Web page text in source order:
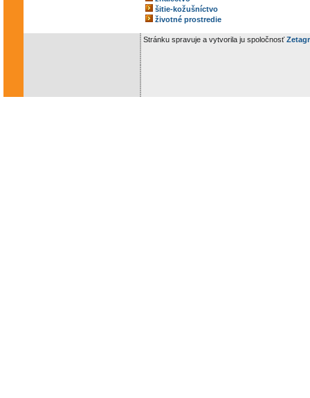
šitie-kožušníctvo
životné prostredie
Stránku spravuje a vytvorila ju spoločnosť